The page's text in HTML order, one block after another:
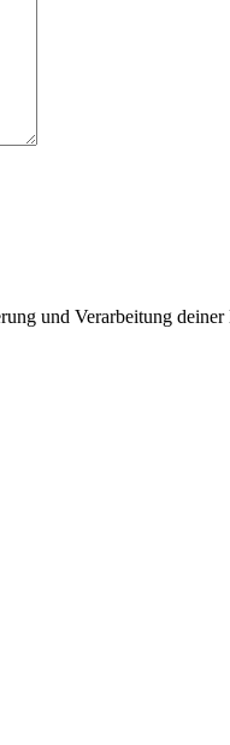
und Verarbeitung